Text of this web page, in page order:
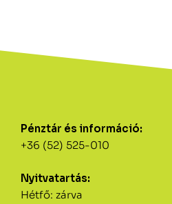
Pénztár és információ:
+36 (52) 525-010
Nyitvatartás:
Hétfő: zárva